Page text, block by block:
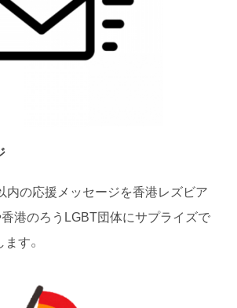
内の応援メッセージを香港レズビア
港のろうLGBT団体にサプライズで
す。